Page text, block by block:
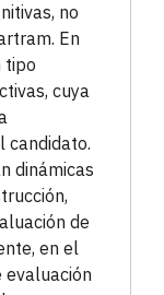
no
En
tipo
cuya
candidato.
dinámicas
de
en el